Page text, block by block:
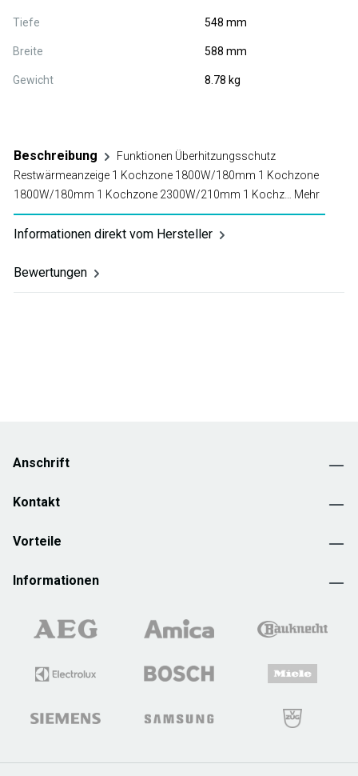
Tiefe 548 mm
Breite 588 mm
Gewicht 8.78 kg
Beschreibung
Funktionen Überhitzungsschutz
Restwärmeanzeige 1 Kochzone 1800W/180mm 1 Kochzone
1800W/180mm 1 Kochzone 2300W/210mm 1 Kochz… Mehr
Informationen direkt vom Hersteller
Bewertungen
Anschrift
Kontakt
Vorteile
Informationen